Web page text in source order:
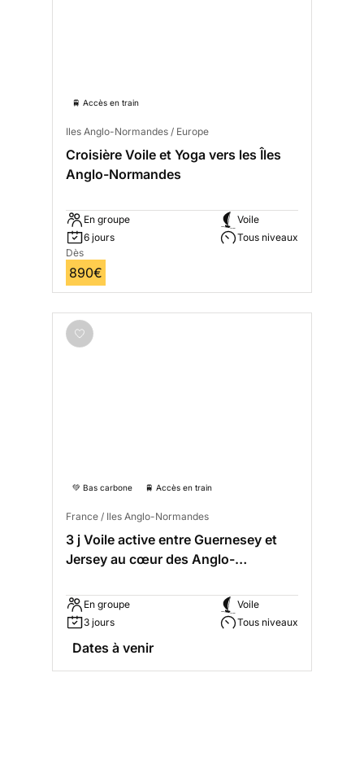
🚆 Accès en train
Iles Anglo-Normandes / Europe
Croisière Voile et Yoga vers les Îles
Anglo-Normandes
En groupe
6 jours
Voile
Tous niveaux
Dès
890€
💚 Bas carbone 🚆 Accès en train
France / Iles Anglo-Normandes
3 j Voile active entre Guernesey et
Jersey au cœur des Anglo-
En groupe
3 jours
Voile
Tous niveaux
Dates à venir